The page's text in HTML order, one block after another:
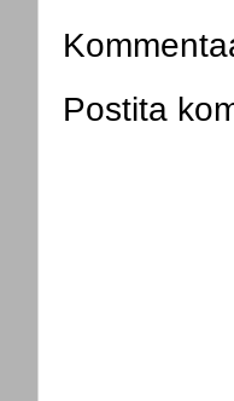
Postita